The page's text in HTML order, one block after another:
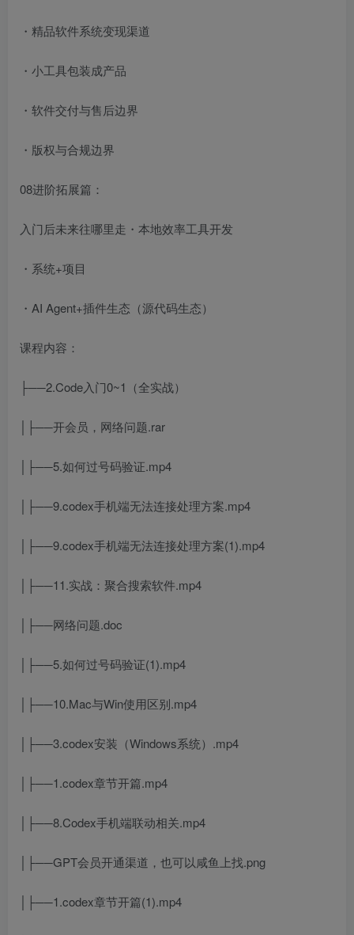
・精品软件系统变现渠道
・小工具包装成产品
・软件交付与售后边界
・版权与合规边界
08进阶拓展篇：
入门后未来往哪里走・本地效率工具开发
・系统+项目
・AI Agent+插件生态（源代码生态）
课程内容：
├──2.Code入门0~1（全实战）
│├──开会员，网络问题.rar
│├──5.如何过号码验证.mp4
│├──9.codex手机端无法连接处理方案.mp4
│├──9.codex手机端无法连接处理方案(1).mp4
│├──11.实战：聚合搜索软件.mp4
│├──网络问题.doc
│├──5.如何过号码验证(1).mp4
│├──10.Mac与Win使用区别.mp4
│├──3.codex安装（Windows系统）.mp4
│├──1.codex章节开篇.mp4
│├──8.Codex手机端联动相关.mp4
│├──GPT会员开通渠道，也可以咸鱼上找.png
│├──1.codex章节开篇(1).mp4